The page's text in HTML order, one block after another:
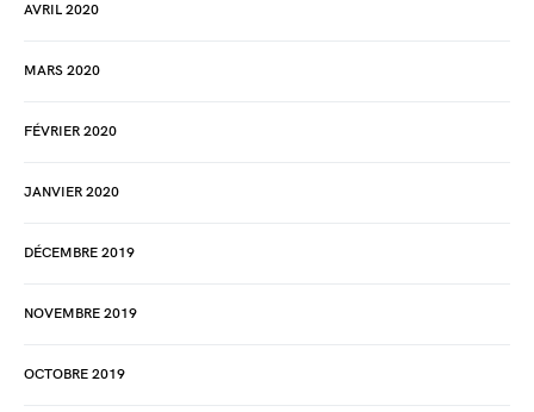
AVRIL 2020
MARS 2020
FÉVRIER 2020
JANVIER 2020
DÉCEMBRE 2019
NOVEMBRE 2019
OCTOBRE 2019